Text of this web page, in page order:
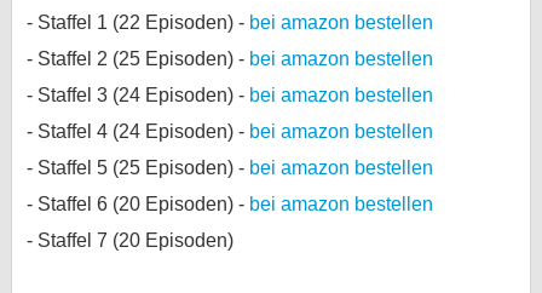
Staffel 1 (22 Episoden) - bei amazon bestellen
Staffel 2 (25 Episoden) - bei amazon bestellen
Staffel 3 (24 Episoden) - bei amazon bestellen
Staffel 4 (24 Episoden) - bei amazon bestellen
Staffel 5 (25 Episoden) - bei amazon bestellen
Staffel 6 (20 Episoden) - bei amazon bestellen
Staffel 7 (20 Episoden)